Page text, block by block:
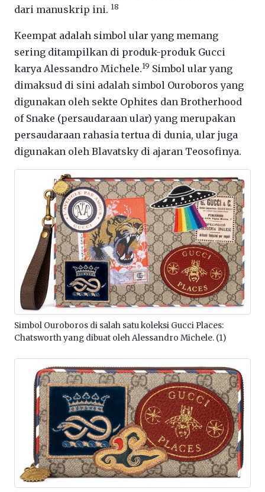
dari manuskrip ini. 18
Keempat adalah simbol ular yang memang
sering ditampilkan di produk-produk Gucci
karya Alessandro Michele.19 Simbol ular yang
dimaksud di sini adalah simbol Ouroboros yang
digunakan oleh sekte Ophites dan Brotherhood
of Snake (persaudaraan ular) yang merupakan
persaudaraan rahasia tertua di dunia, ular juga
digunakan oleh Blavatsky di ajaran Teosofinya.
Simbol Ouroboros di salah satu koleksi Gucci Places:
Chatsworth yang dibuat oleh Alessandro Michele. (1)